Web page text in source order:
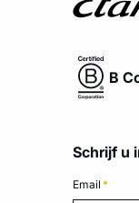
B
Schrijf u
Email *